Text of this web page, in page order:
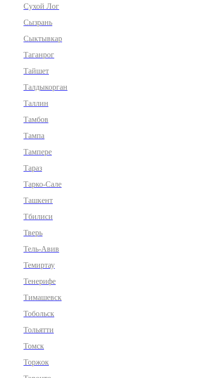
Сухой Лог
Сызрань
Сыктывкар
Таганрог
Тайшет
Талдыкорган
Таллин
Тамбов
Тампа
Тампере
Тараз
Тарко-Сале
Ташкент
Тбилиси
Тверь
Тель-Авив
Темиртау
Тенерифе
Тимашевск
Тобольск
Тольятти
Томск
Торжок